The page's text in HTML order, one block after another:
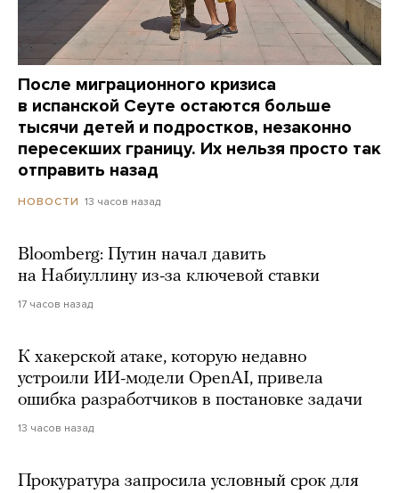
После миграционного кризиса
в испанской Сеуте остаются больше
тысячи детей и подростков, незаконно
пересекших границу. Их нельзя просто так
отправить назад
НОВОСТИ 13 часов назад
Bloomberg: Путин начал давить
на Набиуллину из-за ключевой ставки
17 часов назад
К хакерской атаке, которую недавно
устроили ИИ-модели OpenAI, привела
ошибка разработчиков в постановке задачи
13 часов назад
Прокуратура запросила условный срок для